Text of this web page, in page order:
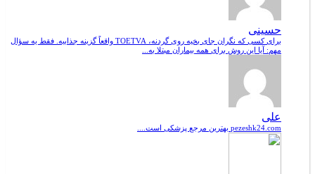
حسینی
برای کسی که نگران جای بخیه روی گردنه، TOETVA واقعاً گزینه جذابیه. فقط یه سؤال
مهم: آیا این روش برای همه بیماران مبتلا به...
علی
pezeshk24.com بهترین مرجع پزشکی است....